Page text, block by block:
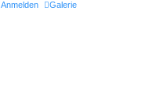
Galerie
Anmelden